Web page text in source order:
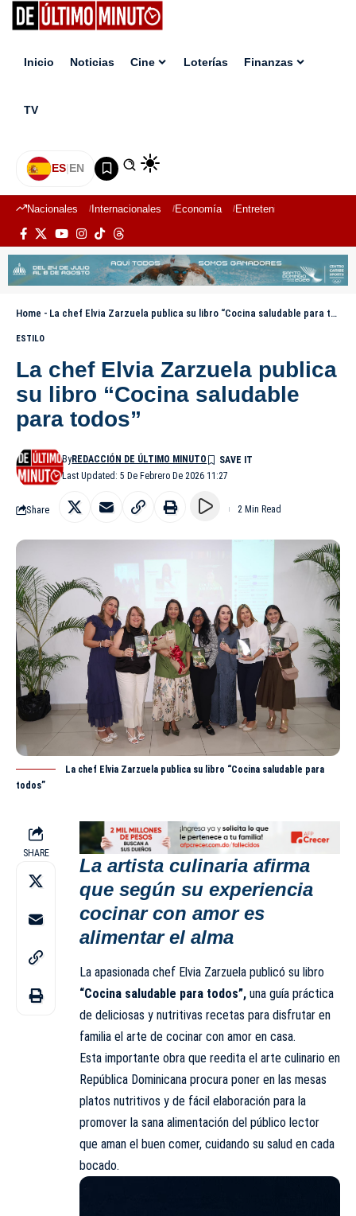
Inicio Noticias Cine Loterías Finanzas
TV
ES|EN
Nacionales Internacionales Economía Entretenimiento
Home - La chef Elvia Zarzuela publica su libro “Cocina saludable para todos”
ESTILO
La chef Elvia Zarzuela publica
su libro “Cocina saludable
para todos”
Last Updated: 5 De Febrero De 2026 11:27
ByREDACCIÓN DE ÚLTIMO MINUTO
Share 2 Min Read
La chef Elvia Zarzuela publica su libro “Cocina saludable para
todos”
SHARE
La artista culinaria afirma
que según su experiencia
cocinar con amor es
alimentar el alma
La apasionada chef Elvia Zarzuela publicó su libro
“Cocina saludable para todos”, una guía práctica
de deliciosas y nutritivas recetas para disfrutar en
familia el arte de cocinar con amor en casa.
Esta importante obra que reedita el arte culinario en
República Dominicana procura poner en las mesas
platos nutritivos y de fácil elaboración para la
promover la sana alimentación del público lector
que aman el buen comer, cuidando su salud en cada
bocado.